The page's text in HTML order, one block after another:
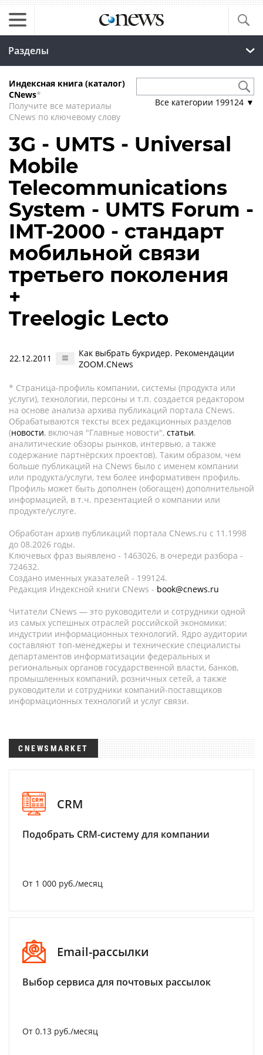
Разделы
Индексная книга (каталог)
CNews*
Получите все материалы
CNews по ключевому слову
Все категории 199124 ▼
3G - UMTS - Universal
Mobile
Telecommunications
System - UMTS Forum -
IMT-2000 - стандарт
мобильной связи
третьего поколения
+
Treelogic Lecto
22.12.2011
Как выбрать букридер. Рекомендации
ZOOM.CNews
* Страница-профиль компании, системы (продукта или
услуги), технологии, персоны и т.п. создается редактором
на основе анализа архива публикаций портала CNews.
Обрабатываются тексты всех редакционных разделов
(новости, включая "Главные новости", статьи,
аналитические обзоры рынков, интервью, а также
содержание партнёрских проектов). Таким образом, чем
больше публикаций на CNews было с именем компании
или продукта/услуги, тем более информативен профиль.
Профиль может быть дополнен (обогащен) дополнительной
информацией, в т.ч. презентацией о компании или
продукте/услуге.
Обработан архив публикаций портала CNews.ru c 11.1998
до 08.2026 годы.
Ключевых фраз выявлено - 1463026, в очереди разбора -
724632.
Создано именных указателей - 199124.
Редакция Индексной книги CNews - book@cnews.ru
Читатели CNews — это руководители и сотрудники одной
из самых успешных отраслей российской экономики:
индустрии информационных технологий. Ядро аудитории
составляют топ-менеджеры и технические специалисты
департаментов информатизации федеральных и
региональных органов государственной власти, банков,
промышленных компаний, розничных сетей, а также
руководители и сотрудники компаний-поставщиков
информационных технологий и услуг связи.
CNEWSMARKET
CRM
Подобрать CRM-систему для компании
От 1 000 руб./месяц
Email-рассылки
Выбор сервиса для почтовых рассылок
От 0.13 руб./месяц